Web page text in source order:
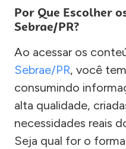
Por Que Escolher
Sebrae/PR?
Ao acessar os
Sebrae/PR, você
consumindo
alta qualidade,
necessidades reais
Seja qual for o